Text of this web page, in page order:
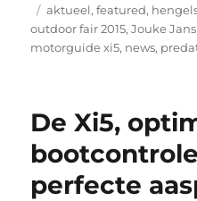
op
Tags
aktueel,featured,
outdoor fair 2015,Jouke
motorguide xi5, news,
De Xi5,
perfecte